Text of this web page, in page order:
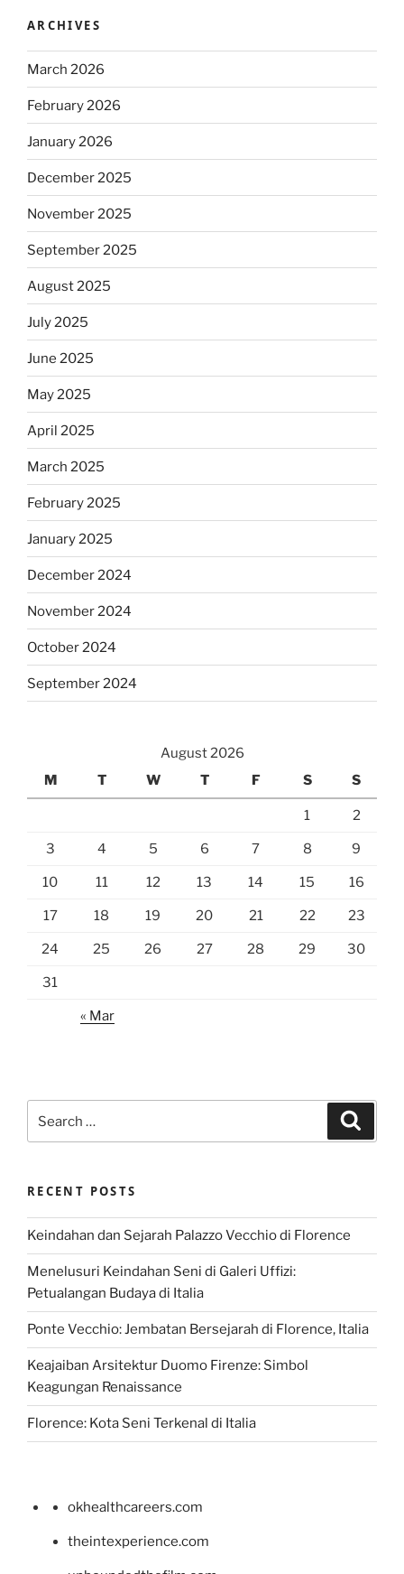
ARCHIVES
March 2026
February 2026
January 2026
December 2025
November 2025
September 2025
August 2025
July 2025
June 2025
May 2025
April 2025
March 2025
February 2025
January 2025
December 2024
November 2024
October 2024
September 2024
August 2026
M
T W T F S S
1 2
3 4 5 6 7 8 9
10 11 12 13 14 15 16
17 18 19 20 21 22 23
24 25 26 27 28 29 30
31
« Mar
for:
RECENT POSTS
Keindahan dan Sejarah Palazzo Vecchio di Florence
Menelusuri Keindahan Seni di Galeri Uffizi:
Petualangan Budaya di Italia
Ponte Vecchio: Jembatan Bersejarah di Florence, Italia
Keajaiban Arsitektur Duomo Firenze: Simbol
Keagungan Renaissance
Florence: Kota Seni Terkenal di Italia
okhealthcareers.com
theintexperience.com